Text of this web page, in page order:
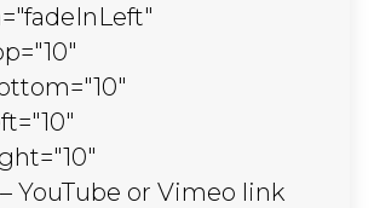
YouTube or Vimeo link